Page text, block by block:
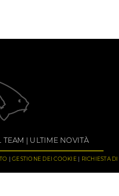
TEAM ULTIME NOVITÀ
GESTIONE DEI COOKIE RICHIESTA DI